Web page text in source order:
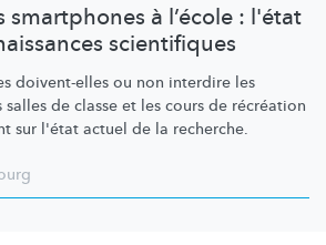
à l’école : l'état
scientifiques
doivent-elles ou non interdire les
salles de classe et les cours de récréation
sur l'état actuel de la recherche.